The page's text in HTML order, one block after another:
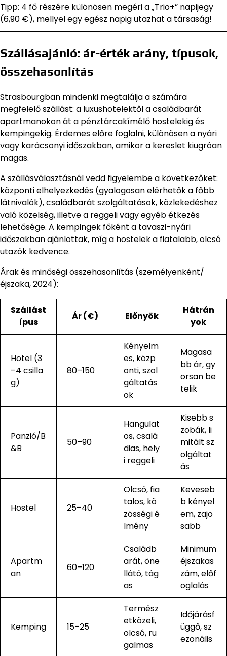
Tipp: 4 fő részére különösen megéri a „Trio+” napijegy
(6,90 €), mellyel egy egész napig utazhat a társaság!
Szállásajánló: ár-érték arány, típusok,
összehasonlítás
Strasbourgban mindenki megtalálja a számára
megfelelő szállást: a luxushotelektől a családbarát
apartmanokon át a pénztárcakímélő hostelekig és
kempingekig. Érdemes előre foglalni, különösen a nyári
vagy karácsonyi időszakban, amikor a kereslet kiugróan
magas.
A szállásválasztásnál vedd figyelembe a következőket:
központi elhelyezkedés (gyalogosan elérhetők a főbb
látnivalók), családbarát szolgáltatások, közlekedéshez
való közelség, illetve a reggeli vagy egyéb étkezés
lehetősége. A kempingek főként a tavaszi-nyári
időszakban ajánlottak, míg a hostelek a fiatalabb, olcsó
utazók kedvence.
Árak és minőségi összehasonlítás (személyenként/
éjszaka, 2024):
Szállást
ípus
Ár (€) Előnyök
Hátrán
yok
Hotel (3
–4 csilla
g)
80–150
Kényelm
es, közp
onti, szol
gáltatás
ok
Magasa
bb ár, gy
orsan be
telik
Panzió/B
&B
50–90
Hangulat
os, csalá
dias, hely
i reggeli
Kisebb s
zobák, li
mitált sz
olgáltat
ás
Hostel 25–40
Olcsó, fia
talos, kö
zösségi é
lmény
Keveseb
b kényel
em, zajo
sabb
Apartm
an
60–120
Családb
arát, öne
llátó, tág
as
Minimum
éjszakas
zám, előf
oglalás
Kemping 15–25
Termész
etközeli,
olcsó, ru
galmas
Időjárásf
üggő, sz
ezonális